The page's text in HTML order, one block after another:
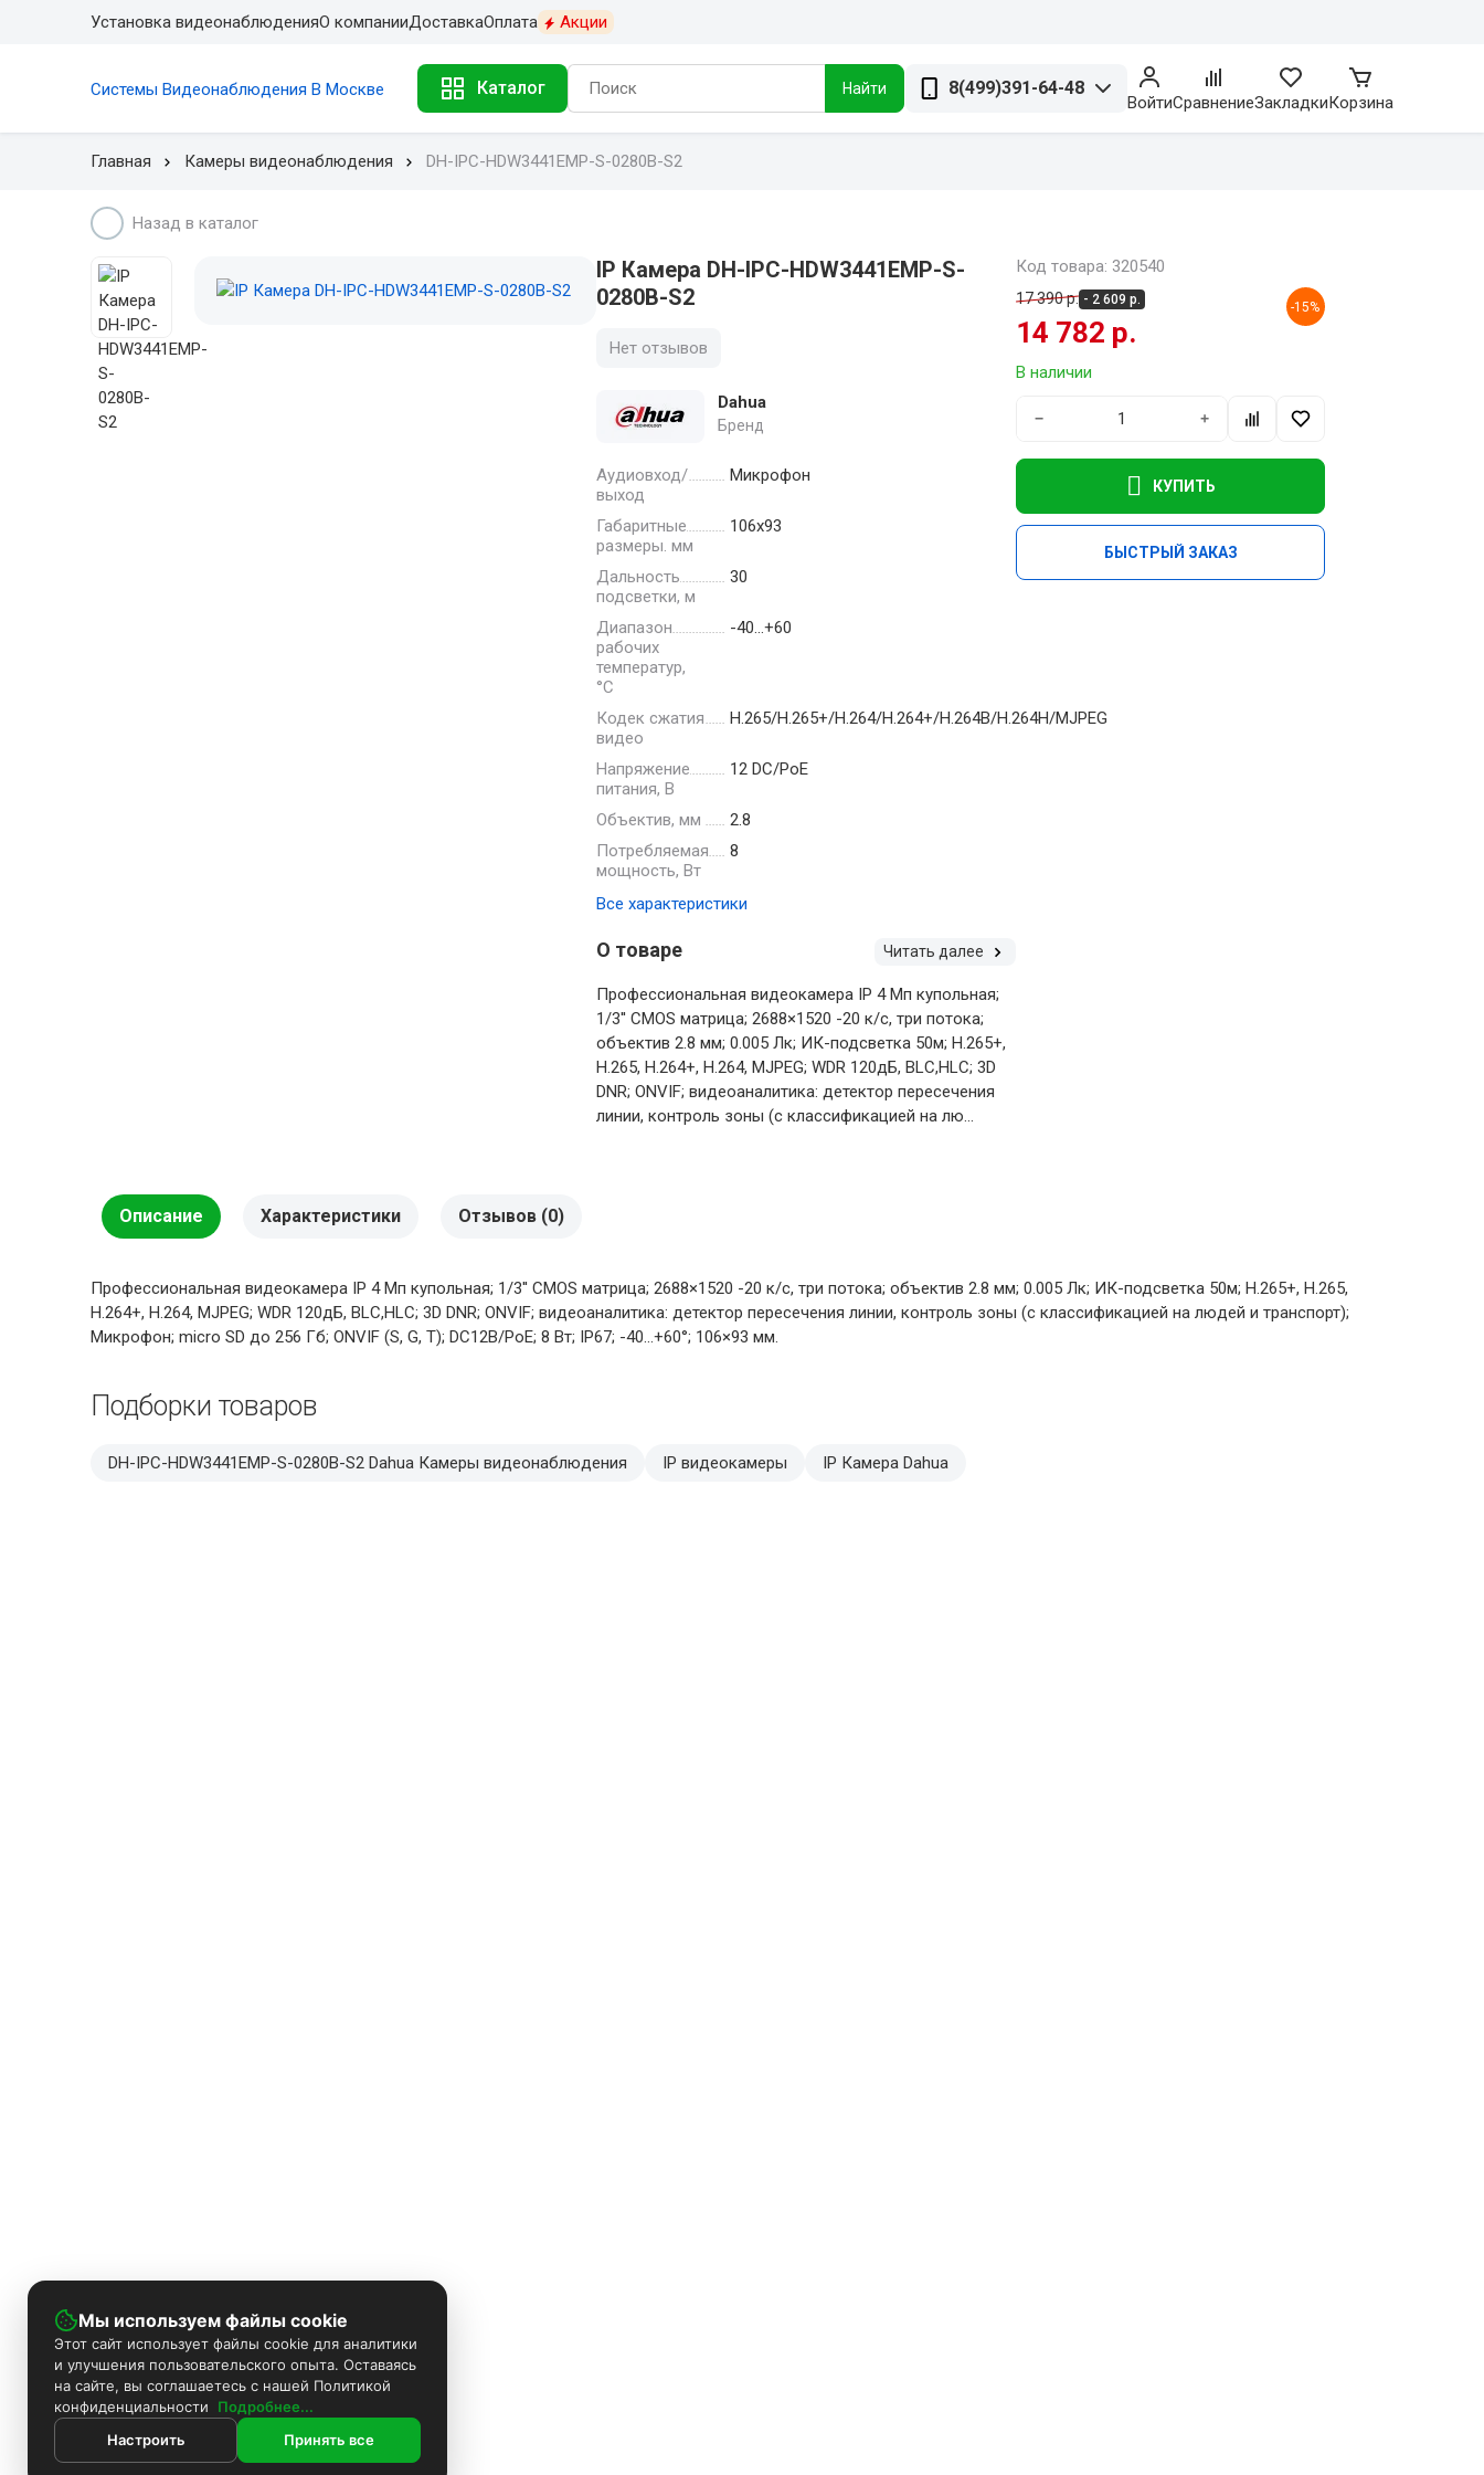
Установка видеонаблюденияО компанииДоставкаОплата Акции
Системы Видеонаблюдения В Москве Каталог Найти 8(499)391-64-48
ВойтиСравнениеЗакладкиКорзина
Главная Камеры видеонаблюдения DH-IPC-HDW3441EMP-S-0280B-S2
Назад в каталог
IP Камера DH-IPC-HDW3441EMP-S-
0280B-S2
Нет отзывов
Dahua
Бренд
Аудиовход/
выход
Микрофон
Габаритные
размеры. мм
106х93
Дальность
подсветки, м
30
Диапазон
рабочих
температур,
°С
-40…+60
Кодек сжатия
видео
H.265/H.265+/H.264/H.264+/H.264В/H.264Н/MJPEG
Напряжение
питания, В
12 DC/PoE
Объектив, мм
2.8
Потребляемая
мощность, Вт
8
Все характеристики
О товаре Читать далее
Профессиональная видеокамера IP 4 Мп купольная;
1/3'' CMOS матрица; 2688×1520 -20 к/с, три потока;
объектив 2.8 мм; 0.005 Лк; ИК-подсветка 50м; H.265+,
H.265, H.264+, H.264, MJPEG; WDR 120дБ, BLC,HLC; 3D
DNR; ONVIF; видеоаналитика: детектор пересечения
линии, контроль зоны (с классификацией на лю...
Код товара: 320540
17 390 р. - 2 609 р.
14 782 р.
-15%
В наличии
− +
КУПИТЬ
БЫСТРЫЙ ЗАКАЗ
Описание Характеристики Отзывов (0)
Профессиональная видеокамера IP 4 Мп купольная; 1/3'' CMOS матрица; 2688×1520 -20 к/с, три потока; объектив 2.8 мм; 0.005 Лк; ИК-подсветка 50м; H.265+, H.265,
H.264+, H.264, MJPEG; WDR 120дБ, BLC,HLC; 3D DNR; ONVIF; видеоаналитика: детектор пересечения линии, контроль зоны (с классификацией на людей и транспорт);
Микрофон; micro SD до 256 Гб; ONVIF (S, G, T); DC12В/PoE; 8 Вт; IP67; -40...+60°; 106×93 мм.
Подборки товаров
DH-IPC-HDW3441EMP-S-0280B-S2 Dahua Камеры видеонаблюдения IP видеокамеры IP Камера Dahua
Мы используем файлы cookie
Этот сайт использует файлы cookie для аналитики
и улучшения пользовательского опыта. Оставаясь
на сайте, вы соглашаетесь с нашей Политикой
конфиденциальности
Подробнее...
Настроить
Принять все